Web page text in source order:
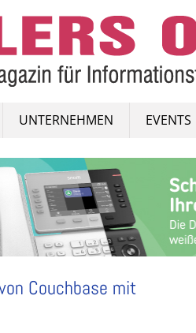
UNTERNEHMEN EVENTS
Couchbase mit